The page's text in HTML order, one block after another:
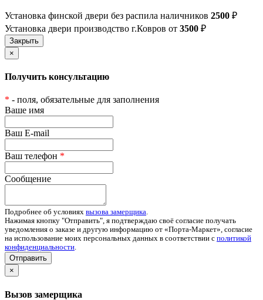
Установка финской двери без распила наличников 2500 ₽
Установка двери производство г.Ковров от 3500 ₽
×
Получить консультацию
* - поля, обязательные для заполнения
Ваше имя
Ваш E-mail
Ваш телефон *
Сообщение
Подробнее об условиях вызова замерщика.
Нажимая кнопку "Отправить", я подтверждаю своё согласие получать
уведомления о заказе и другую информацию от «Порта-Маркет», согласие
на использование моих персональных данных в соответствии с политикой
конфиденциальности.
Отправить
×
Вызов замерщика